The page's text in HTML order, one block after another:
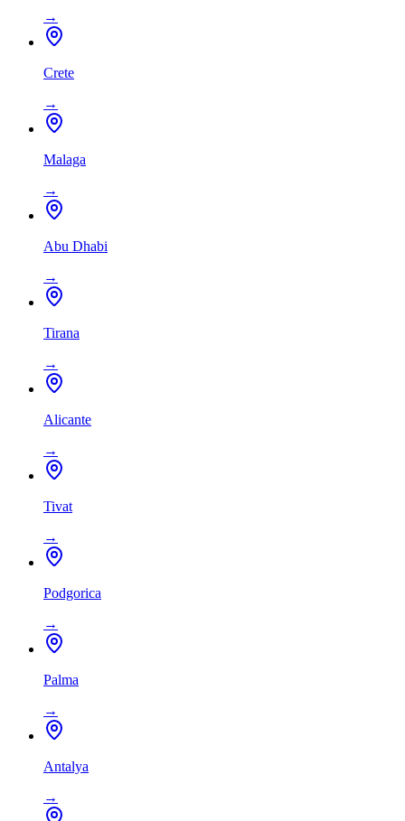
→
Crete
→
Malaga
→
Abu Dhabi
→
Tirana
→
Alicante
→
Tivat
→
Podgorica
→
Palma
→
Antalya
→